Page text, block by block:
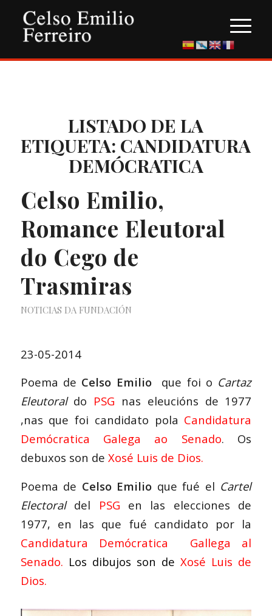
LISTADO DE LA
ETIQUETA: CANDIDATURA
DEMÓCRATICA
Celso Emilio,
Romance Eleutoral
do Cego de
Trasmiras
NOTICIAS DA FUNDACIÓN
23-05-2014
Poema de Celso Emilioque foi o Cartaz
Eleutoral do PSG nas eleucións de 1977
,nas que foi candidato pola Candidatura
Demócratica Galega ao Senado. Os
debuxos son de Xosé Luis de Dios.
Poema de Celso Emilio que fué el Cartel
Electoraldel PSG en las elecciones de
1977, en las que fué candidato por la
Candidatura Demócratica Gallega al
Senado. Los dibujos son deXosé Luis de
Dios.